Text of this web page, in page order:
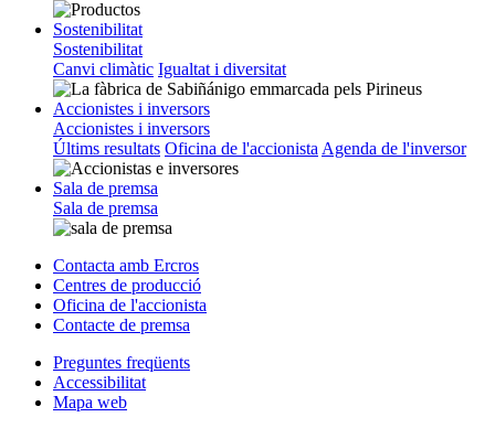
Sostenibilitat
Sostenibilitat
Canvi climàtic Igualtat i diversitat
Accionistes i inversors
Accionistes i inversors
Últims resultats Oficina de l'accionista Agenda de l'inversor
Sala de premsa
Sala de premsa
Contacta amb Ercros
Centres de producció
Oficina de l'accionista
Contacte de premsa
Preguntes freqüents
Accessibilitat
Mapa web